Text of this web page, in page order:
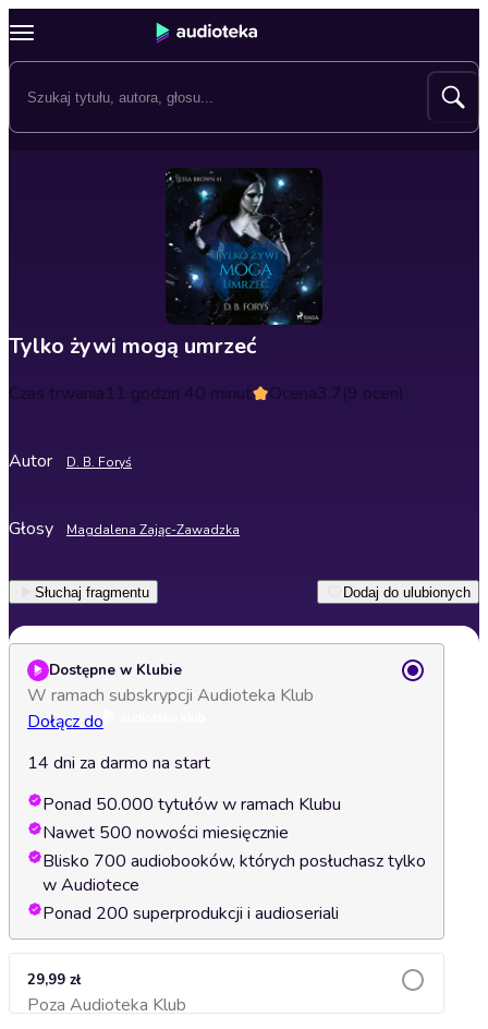
Tylko żywi mogą umrzeć
Czas trwania11 godzin 40 minut Ocena3.7(9 ocen)
Autor D. B. Foryś
Głosy Magdalena Zając-Zawadzka
Słuchaj fragmentu Dodaj do ulubionych
Dostępne w Klubie
W ramach subskrypcji Audioteka Klub
Dołącz do
14 dni za darmo na start
Ponad 50.000 tytułów w ramach Klubu
Nawet 500 nowości miesięcznie
Blisko 700 audiobooków, których posłuchasz tylko
w Audiotece
Ponad 200 superprodukcji i audioseriali
29,99 zł
Poza Audioteka KlubDodaj do koszyka